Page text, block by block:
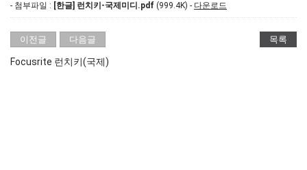
- 첨부파일 : [한글] 런치키-국제미디.pdf (999.4K) - 다운로드
이전글 다음글 목록
Focusrite 런치키(국제)